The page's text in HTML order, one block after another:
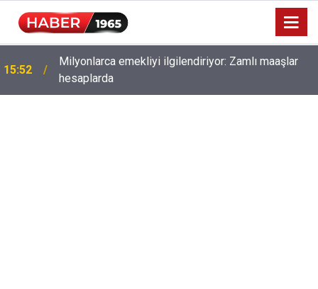
15:52
Milyonlarca emekliyi ilgilendiriyor: Zamlı maaşlar
hesaplarda